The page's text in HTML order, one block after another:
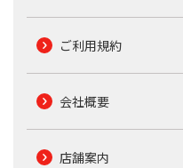
ご利用規約
会社概要
店舗案内